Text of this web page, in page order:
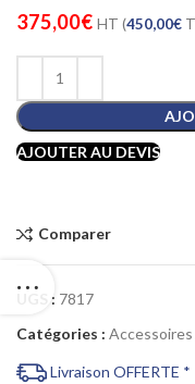
375,00€ HT (450,00€
AJOUTER AU DEVIS
Comparer
UGS : 7817
Catégories : Accessoires
Livraison OFFERTE *